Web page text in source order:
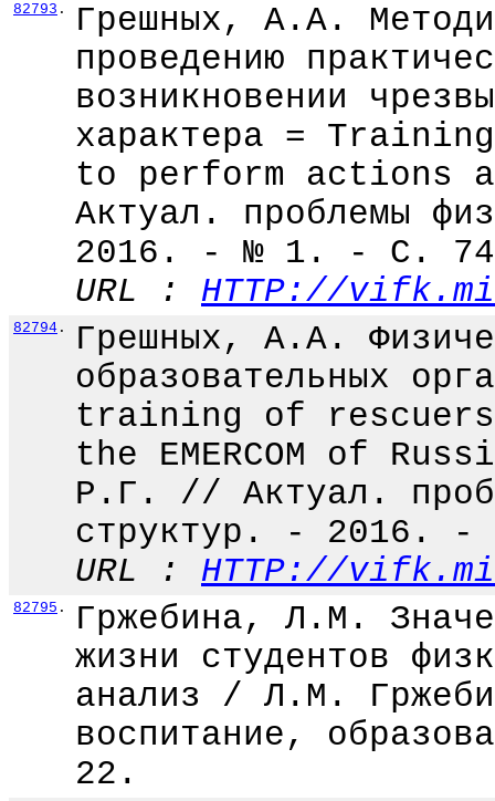
82793 .
Грешных, А.А.
проведению
возникновении
характера =
to perform actions
Актуал. проблемы
2016. - № 1. - С.
URL : HTTP://
82794 .
Грешных, А.А.
образовательных
training of
the EMERCOM of
Р.Г. // Актуал.
структур. - 2016.
URL : HTTP://
82795 .
Гржебина, Л.М.
жизни студентов
анализ / Л.М.
воспитание,
22.